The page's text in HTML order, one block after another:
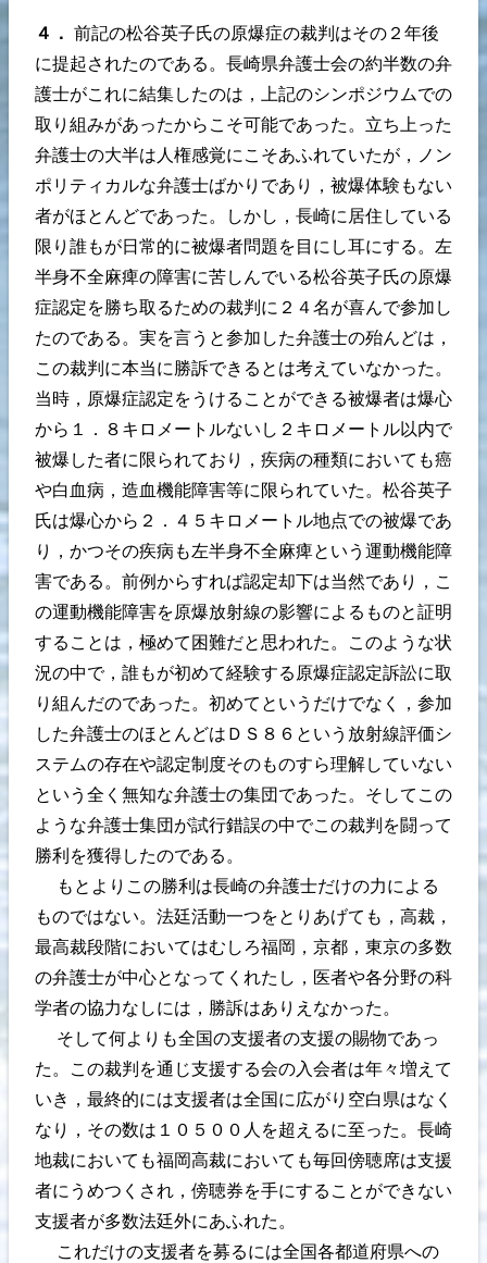
４． 前記の松谷英子氏の原爆症の裁判はその２年後
に提起されたのである。長崎県弁護士会の約半数の弁
護士がこれに結集したのは，上記のシンポジウムでの
取り組みがあったからこそ可能であった。立ち上った
弁護士の大半は人権感覚にこそあふれていたが，ノン
ポリティカルな弁護士ばかりであり，被爆体験もない
者がほとんどであった。しかし，長崎に居住している
限り誰もが日常的に被爆者問題を目にし耳にする。左
半身不全麻痺の障害に苦しんでいる松谷英子氏の原爆
症認定を勝ち取るための裁判に２４名が喜んで参加し
たのである。実を言うと参加した弁護士の殆んどは，
この裁判に本当に勝訴できるとは考えていなかった。
当時，原爆症認定をうけることができる被爆者は爆心
から１．８キロメートルないし２キロメートル以内で
被爆した者に限られており，疾病の種類においても癌
や白血病，造血機能障害等に限られていた。松谷英子
氏は爆心から２．４５キロメートル地点での被爆であ
り，かつその疾病も左半身不全麻痺という運動機能障
害である。前例からすれば認定却下は当然であり，こ
の運動機能障害を原爆放射線の影響によるものと証明
することは，極めて困難だと思われた。このような状
況の中で，誰もが初めて経験する原爆症認定訴訟に取
り組んだのであった。初めてというだけでなく，参加
した弁護士のほとんどはＤＳ８６という放射線評価シ
ステムの存在や認定制度そのものすら理解していない
という全く無知な弁護士の集団であった。そしてこの
ような弁護士集団が試行錯誤の中でこの裁判を闘って
勝利を獲得したのである。
もとよりこの勝利は長崎の弁護士だけの力による
ものではない。法廷活動一つをとりあげても，高裁，
最高裁段階においてはむしろ福岡，京都，東京の多数
の弁護士が中心となってくれたし，医者や各分野の科
学者の協力なしには，勝訴はありえなかった。
そして何よりも全国の支援者の支援の賜物であっ
た。この裁判を通じ支援する会の入会者は年々増えて
いき，最終的には支援者は全国に広がり空白県はなく
なり，その数は１０５００人を超えるに至った。長崎
地裁においても福岡高裁においても毎回傍聴席は支援
者にうめつくされ，傍聴券を手にすることができない
支援者が多数法廷外にあふれた。
これだけの支援者を募るには全国各都道府県への